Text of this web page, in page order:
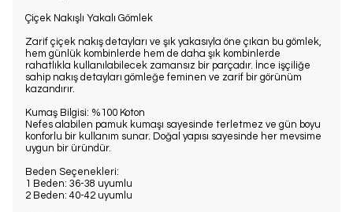
Çiçek Nakışlı Yakalı Gömlek
Zarif çiçek nakış detayları ve şık yakasıyla öne çıkan bu gömlek,
hem günlük kombinlerde hem de daha şık kombinlerde
rahatlıkla kullanılabilecek zamansız bir parçadır. İnce işçiliğe
sahip nakış detayları gömleğe feminen ve zarif bir görünüm
kazandırır.
Kumaş Bilgisi: %100 Koton
Nefes alabilen pamuk kumaşı sayesinde terletmez ve gün boyu
konforlu bir kullanım sunar. Doğal yapısı sayesinde her mevsime
uygun bir üründür.
Beden Seçenekleri:
1 Beden: 36-38 uyumlu
2 Beden: 40-42 uyumlu